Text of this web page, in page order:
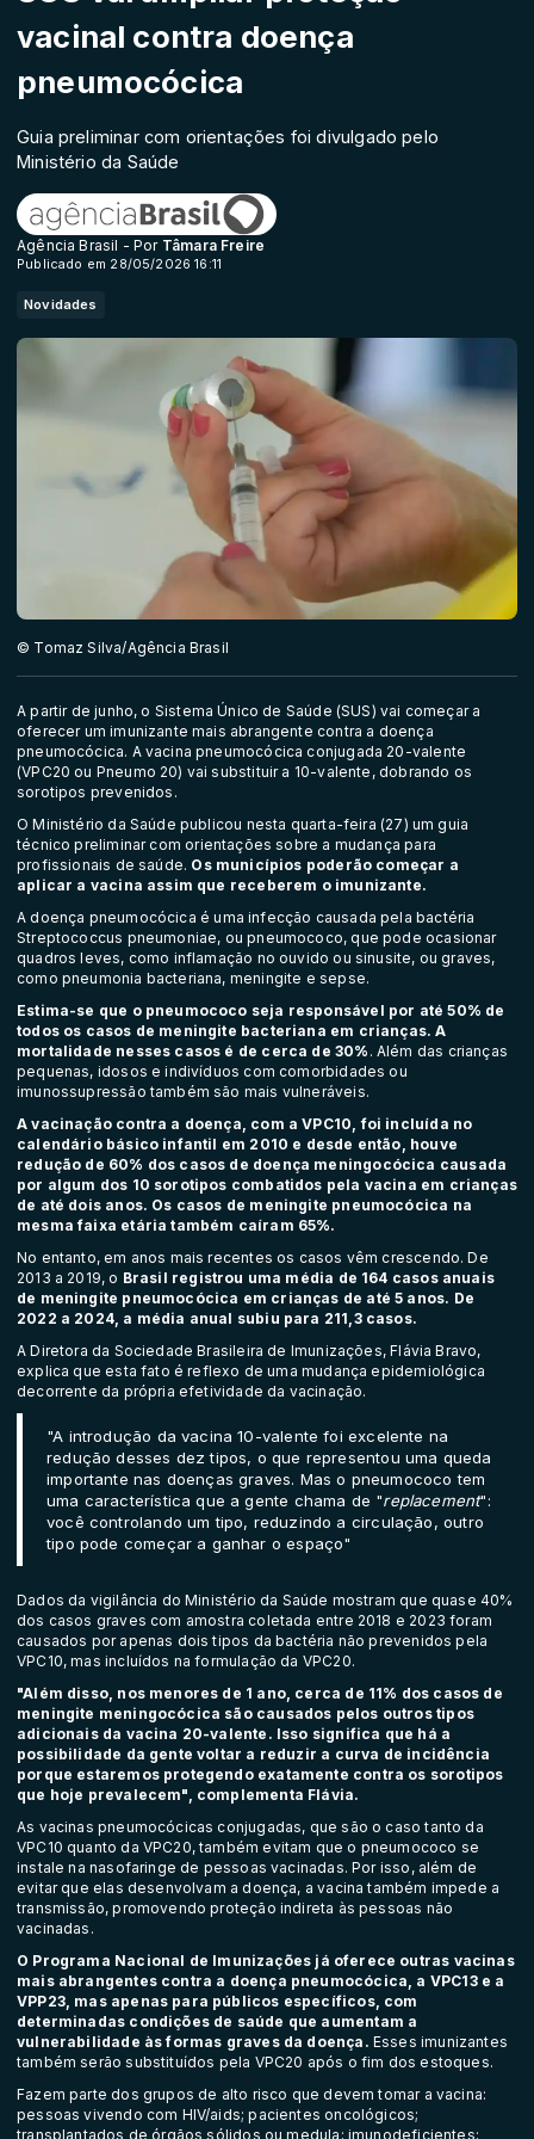
vacinal contra doença
pneumocócica
Guia preliminar com orientações foi divulgado pelo
Ministério da Saúde
Agência Brasil - Por Tâmara Freire
Publicado em 28/05/2026 16:11
Novidades
© Tomaz Silva/Agência Brasil
A partir de junho, o Sistema Único de Saúde (SUS) vai começar a
oferecer um imunizante mais abrangente contra a doença
pneumocócica. A vacina pneumocócica conjugada 20-valente
(VPC20 ou Pneumo 20) vai substituir a 10-valente, dobrando os
sorotipos prevenidos.
O Ministério da Saúde publicou nesta quarta-feira (27) um guia
técnico preliminar com orientações sobre a mudança para
profissionais de saúde. Os municípios poderão começar a
aplicar a vacina assim que receberem o imunizante.
Adoença pneumocócica é uma infecção causada pela bactéria
Streptococcus pneumoniae, ou pneumococo, que pode ocasionar
quadros leves, como inflamação no ouvido ou sinusite, ou graves,
como pneumonia bacteriana, meningite e sepse.
Estima-se que o pneumococo seja responsável por até 50% de
todos os casos de meningite bacteriana em crianças. A
mortalidade nesses casos é de cerca de 30% . Além das crianças
pequenas, idosos e indivíduos com comorbidades ou
imunossupressão também são mais vulneráveis.
A vacinação contra a doença, com a VPC10, foi incluída no
calendário básico infantil em 2010 e desde então, houve
redução de 60% dos casos de doença meningocócica causada
por algum dos 10 sorotipos combatidos pela vacina em crianças
de até dois anos. Os casos de meningite pneumocócica na
mesma faixa etária também caíram 65%.
No entanto, em anos mais recentes os casos vêm crescendo. De
2013 a 2019, o Brasil registrou uma média de 164 casos anuais
de meningite pneumocócica em crianças de até 5 anos. De
2022 a 2024, a média anual subiu para 211,3 casos.
A Diretora da Sociedade Brasileira de Imunizações, Flávia Bravo,
explica que esta fato é reflexo de uma mudança epidemiológica
decorrente da própria efetividade da vacinação.
"A introdução da vacina 10-valente foi excelente na
redução desses dez tipos, o que representou uma queda
importante nas doenças graves. Mas o pneumococo tem
uma característica que a gente chama de "replacement":
você controlando um tipo, reduzindo a circulação, outro
tipo pode começar a ganhar o espaço"
Dados da vigilância do Ministério da Saúde mostram que quase 40%
dos casos graves com amostra coletada entre 2018 e 2023 foram
causados por apenas dois tipos da bactéria não prevenidos pela
VPC10, mas incluídos na formulação da VPC20.
"Além disso, nos menores de 1 ano, cerca de 11% dos casos de
meningite meningocócica são causados pelos outros tipos
adicionais da vacina 20-valente. Isso significa que há a
possibilidade da gente voltar a reduzir a curva de incidência
porque estaremos protegendo exatamente contra os sorotipos
que hoje prevalecem", complementa Flávia.
As vacinas pneumocócicas conjugadas, que são o caso tanto da
VPC10 quanto da VPC20, também evitam que o pneumococo se
instale na nasofaringe de pessoas vacinadas. Por isso, além de
evitar que elas desenvolvam a doença, a vacina também impede a
transmissão, promovendo proteção indireta às pessoas não
vacinadas.
O Programa Nacional de Imunizações já oferece outras vacinas
mais abrangentes contra a doença pneumocócica, a VPC13 e a
VPP23, mas apenas para públicos específicos, com
determinadas condições de saúde que aumentam a
vulnerabilidade às formas graves da doença. Esses imunizantes
também serão substituídos pela VPC20 após o fim dos estoques.
Fazem parte dos grupos de alto risco que devem tomar a vacina:
pessoas vivendo com HIV/aids; pacientes oncológicos;
transplantados de órgãos sólidos ou medula; imunodeficientes;